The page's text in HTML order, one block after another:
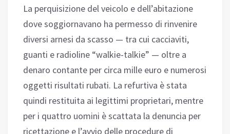
La perquisizione del veicolo e dell’abitazione
dove soggiornavano ha permesso di rinvenire
diversi arnesi da scasso — tra cui cacciaviti,
guanti e radioline “walkie-talkie” — oltre a
denaro contante per circa mille euro e numerosi
oggetti risultati rubati. La refurtiva è stata
quindi restituita ai legittimi proprietari, mentre
per i quattro uomini è scattata la denuncia per
ricettazione e l’avvio delle procedure di